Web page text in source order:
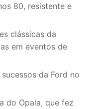
80, resistente e
clássicas da
em eventos de
da Ford no
do Opala, que fez